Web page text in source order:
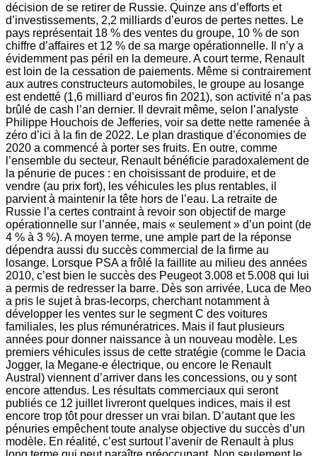
décision de se retirer de Russie. Quinze ans d’efforts et
d’investissements, 2,2 milliards d’euros de pertes nettes. Le
pays représentait 18 % des ventes du groupe, 10 % de son
chiffre d’affaires et 12 % de sa marge opérationnelle. Il n’y a
évidemment pas péril en la demeure. A court terme, Renault
est loin de la cessation de paiements. Même si contrairement
aux autres constructeurs automobiles, le groupe au losange
est endetté (1,6 milliard d’euros fin 2021), son activité n’a pas
brûlé de cash l’an dernier. Il devrait même, selon l’analyste
Philippe Houchois de Jefferies, voir sa dette nette ramenée à
zéro d’ici à la fin de 2022. Le plan drastique d’économies de
2020 a commencé à porter ses fruits. En outre, comme
l’ensemble du secteur, Renault bénéficie paradoxalement de
la pénurie de puces : en choisissant de produire, et de
vendre (au prix fort), les véhicules les plus rentables, il
parvient à maintenir la tête hors de l’eau. La retraite de
Russie l’a certes contraint à revoir son objectif de marge
opérationnelle sur l’année, mais « seulement » d’un point (de
4 % à 3 %). A moyen terme, une ample part de la réponse
dépendra aussi du succès commercial de la firme au
losange. Lorsque PSA a frôlé la faillite au milieu des années
2010, c’est bien le succès des Peugeot 3.008 et 5.008 qui lui
a permis de redresser la barre. Dès son arrivée, Luca de Meo
a pris le sujet à bras-lecorps, cherchant notamment à
développer les ventes sur le segment C des voitures
familiales, les plus rémunératrices. Mais il faut plusieurs
années pour donner naissance à un nouveau modèle. Les
premiers véhicules issus de cette stratégie (comme le Dacia
Jogger, la Megane-e électrique, ou encore le Renault
Austral) viennent d’arriver dans les concessions, ou y sont
encore attendus. Les résultats commerciaux qui seront
publiés ce 12 juillet livreront quelques indices, mais il est
encore trop tôt pour dresser un vrai bilan. D’autant que les
pénuries empêchent toute analyse objective du succès d’un
modèle. En réalité, c’est surtout l’avenir de Renault à plus